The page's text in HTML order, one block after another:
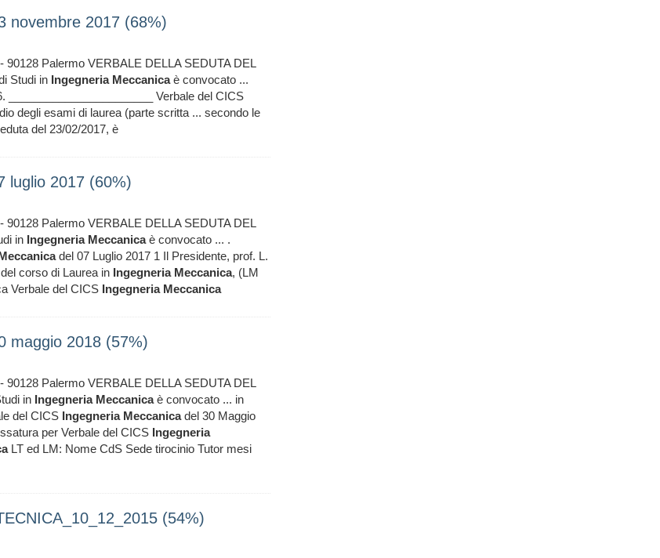
novembre 2017 (68%)
90128 Palermo VERBALE DELLA SEDUTA DEL
Studi in Ingegneria Meccanicaè convocato ...
_______________________ Verbale del CICS
degli esami di laurea (parte scritta ... secondo le
del 23/02/2017, è
luglio 2017 (60%)
90128 Palermo VERBALE DELLA SEDUTA DEL
in Ingegneria Meccanicaè convocato ... .
del 07 Luglio 2017 1 Il Presidente, prof. L.
corso di Laurea in Ingegneria Meccanica, (LM
Verbale del CICS Ingegneria Meccanica
maggio 2018 (57%)
90128 Palermo VERBALE DELLA SEDUTA DEL
in Ingegneria Meccanicaè convocato ... in
del CICS Ingegneria Meccanicadel 30 Maggio
per Verbale del CICS Ingegneria
LT ed LM: Nome CdS Sede tirocinio Tutor mesi
(54%)